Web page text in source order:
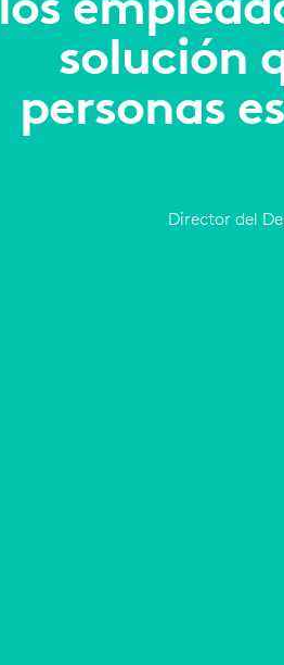
solución
personas
Director del